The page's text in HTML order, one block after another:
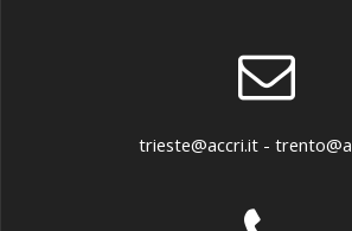
trieste@accri.it -